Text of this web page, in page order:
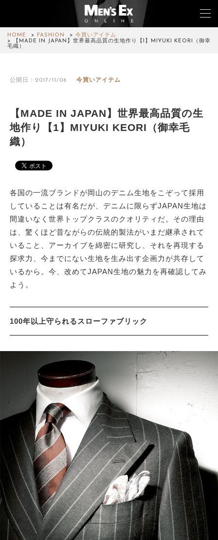
HOME FASHION
今買いアイテム
【MADE IN JAPAN】世界最高品質の生地作り【1】MIYUKI KEORI（御幸
毛織）
公開日：2017/11/06 今買いアイテム
【MADE IN JAPAN】世界最高品質の生
地作り【1】MIYUKI KEORI（御幸毛
織）
各国の一流ブランドが岡山のデニム生地をこぞって採用
していることは有名だが、デニムに限らずJAPAN生地は
間違いなく世界トップクラスのクオリティだ。その理由
は、驚くほど昔ながらの伝統的製法がいまだ継承されて
いること、アーカイブを綿密に研究し、それを再現する
探求力、今までにない生地を生み出す企画力が共存して
いるから。今、改めてJAPAN生地の魅力を再確認してみ
よう。
100年以上守られるスローファブリック
FASHION
WATCH
CAR&BIKE
COLUMN
MAGAZINE
ABOUT SITE
サイトマップ